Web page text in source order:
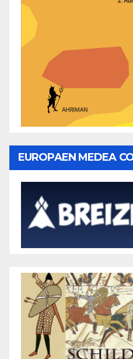
EUROPAEN MEDEA